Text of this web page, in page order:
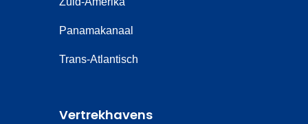
Panamakanaal
Trans-Atlantisch
Vertrekhavens